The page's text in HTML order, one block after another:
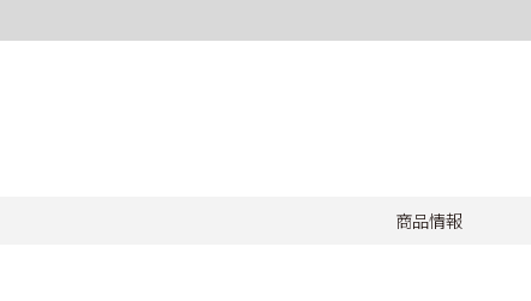
商品情報